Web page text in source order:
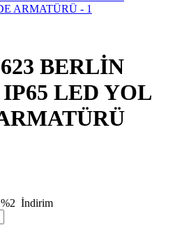
BERLİN
IP65 LED YOL
%2 İndirim